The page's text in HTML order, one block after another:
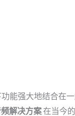
能强大地结合在
频解决方案在当今